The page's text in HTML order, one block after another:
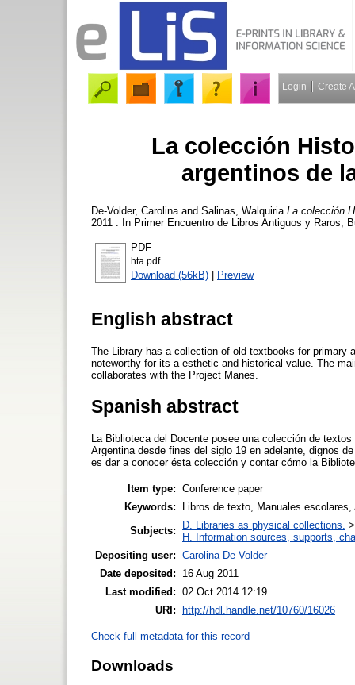
Login Create
La colección
argentinos de
De-Volder, Carolina and Salinas, Walquiria La colección
2011 . In Primer Encuentro de Libros Antiguos y Raros,
PDF
hta.pdf
Download (56kB) | Preview
English abstract
The Library has a collection of old textbooks for primary
noteworthy for its a esthetic and historical value. The
collaborates with the Project Manes.
Spanish abstract
La Biblioteca del Docente posee una colección de
Argentina desde fines del siglo 19 en adelante, dignos
es dar a conocer ésta colección y contar cómo la
Item type: Conference paper
Keywords:
Libros de texto, Manuales
Subjects:
D. Libraries as physical collections.
H. Information sources, supports,
Depositing user: Carolina De Volder
Date deposited:
16 Aug 2011
Last modified: 02 Oct 2014 12:19
URI:
http://hdl.handle.net/10760/16026
Check full metadata for this record
Downloads